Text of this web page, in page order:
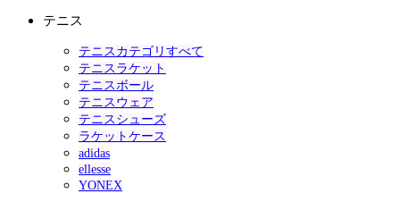
テニス
テニスカテゴリすべて
テニスラケット
テニスボール
テニスウェア
テニスシューズ
ラケットケース
adidas
ellesse
YONEX